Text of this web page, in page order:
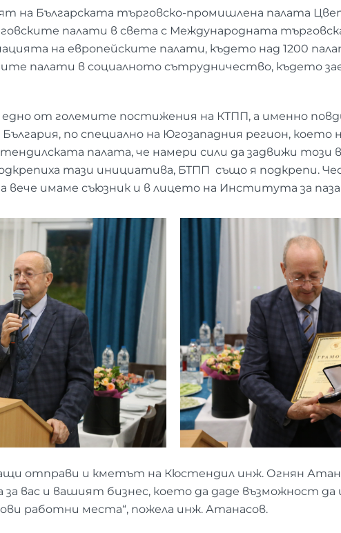
на Българската търговско-промишлена палата
палати в света с Международната търговска
на европейските палати, където над 1200
палати в социалното сътрудничество, където
от големите постижения на КТПП, а именно
по специално на Югозападния регион,
палата, че намери сили да задвижи
тази инициатива, БТПП също я подкрепи.
вече имаме съюзник и в лицето на Института за
отправи и кметът на Кюстендил инж. Огнян
за вас и вашият бизнес, което да даде възможност
работни места“, пожела инж. Атанасов.